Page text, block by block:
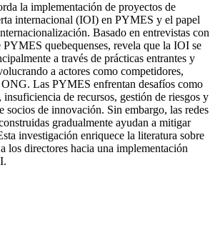
la implementación de proyectos de
internacional (IOI) en PYMES y el papel
Basado en entrevistas con
PYMES quebequenses, revela que la IOI se
a través de prácticas entrantes y
a actores como competidores,
Las PYMES enfrentan desafíos como
insuficiencia de recursos, gestión de riesgos y
socios de innovación. Sin embargo, las redes
gradualmente ayudan a mitigar
investigación enriquece la literatura sobre
los directores hacia una implementación